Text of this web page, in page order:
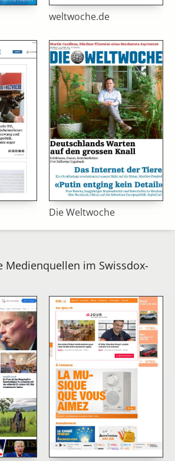
weltwoche.de
Die Weltwoche
Medienquellen im Swissdox-